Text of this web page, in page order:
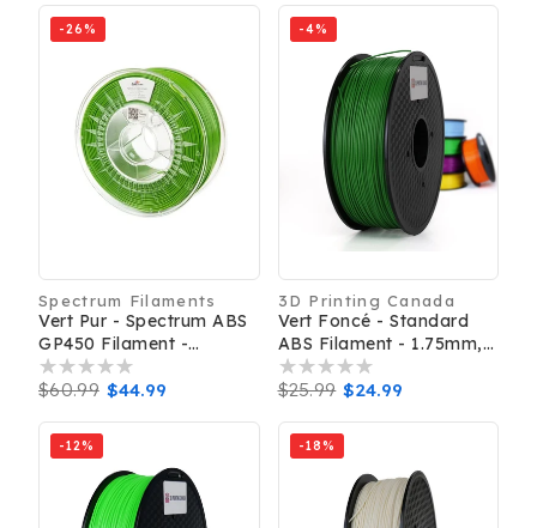
-26%
Distributeur :
Spectrum Filaments
Vert Pur - Spectrum ABS
GP450 Filament -
1.75mm, 1kg
Prix
habituel
$60.99 Prix
promotionnel
$44.99
-4%
Distributeur :
3D Printing Canada
Vert Foncé - Standard
ABS Filament - 1.75mm,
1kg
Prix
habituel
$25.99 Prix
promotionnel
$24.99
-12% -18%